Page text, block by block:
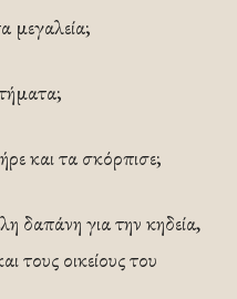
μεγαλεία;
και τα σκόρπισε;
δαπάνη για την κηδεία,
τους οικείους του